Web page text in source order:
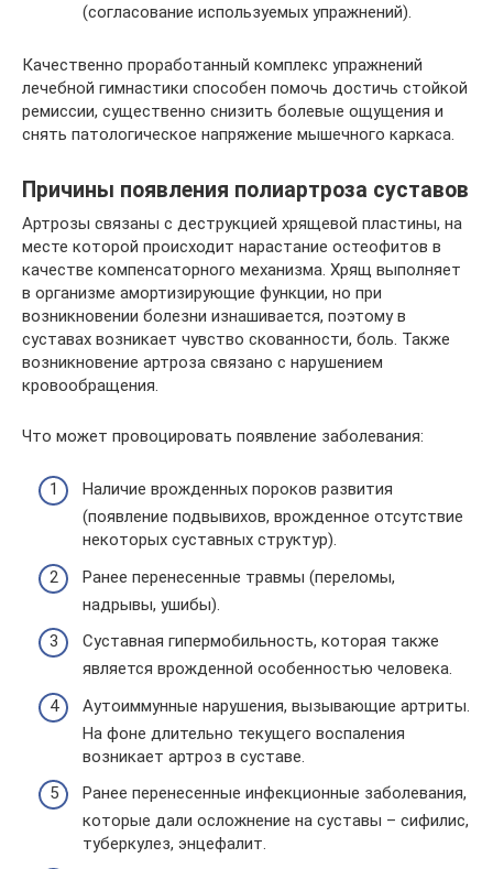
(согласование используемых упражнений).
Качественно проработанный комплекс упражнений
лечебной гимнастики способен помочь достичь стойкой
ремиссии, существенно снизить болевые ощущения и
снять патологическое напряжение мышечного каркаса.
Причины появления полиартроза суставов
Артрозы связаны с деструкцией хрящевой пластины, на
месте которой происходит нарастание остеофитов в
качестве компенсаторного механизма. Хрящ выполняет
в организме амортизирующие функции, но при
возникновении болезни изнашивается, поэтому в
суставах возникает чувство скованности, боль. Также
возникновение артроза связано с нарушением
кровообращения.
Что может провоцировать появление заболевания:
Наличие врожденных пороков развития
(появление подвывихов, врожденное отсутствие
некоторых суставных структур).
Ранее перенесенные травмы (переломы,
надрывы, ушибы).
Суставная гипермобильность, которая также
является врожденной особенностью человека.
Аутоиммунные нарушения, вызывающие артриты.
На фоне длительно текущего воспаления
возникает артроз в суставе.
Ранее перенесенные инфекционные заболевания,
которые дали осложнение на суставы – сифилис,
туберкулез, энцефалит.